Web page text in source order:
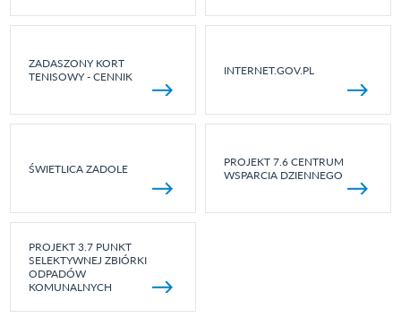
ZADASZONY KORT
TENISOWY - CENNIK
INTERNET.GOV.PL
ŚWIETLICA ZADOLE
PROJEKT 7.6 CENTRUM
WSPARCIA DZIENNEGO
PROJEKT 3.7 PUNKT
SELEKTYWNEJ ZBIÓRKI
ODPADÓW
KOMUNALNYCH